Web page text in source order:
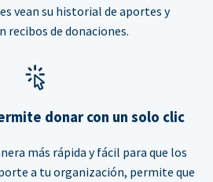
vean su historial de aportes y
recibos de donaciones.
donar con un solo clic
más rápida y fácil para que los
a tu organización, permite que